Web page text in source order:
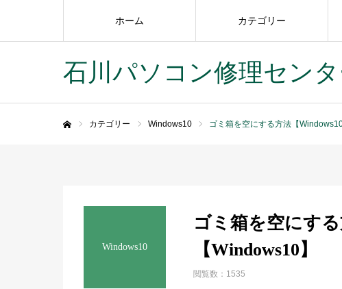
石川パソコン修理セン
ホーム カテゴリー
カテゴリー Windows10 ゴミ箱を空にする方法【Windows10
Windows10
ゴミ箱を空にす
【Windows10】
閲覧数：1535